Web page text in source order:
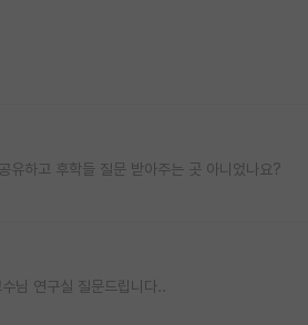
유하고 후학들 질문 받아주는 곳 아니었나요?
님 연구실 질문드립니다..